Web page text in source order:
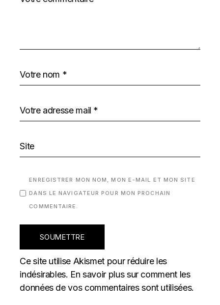
ENREGISTRER MON NOM, MON E-MAIL ET MON SITE
DANS LE NAVIGATEUR POUR MON PROCHAIN
COMMENTAIRE.
SOUMETTRE
Ce site utilise Akismet pour réduire les
indésirables. En savoir plus sur comment les
données de vos commentaires sont utilisées.